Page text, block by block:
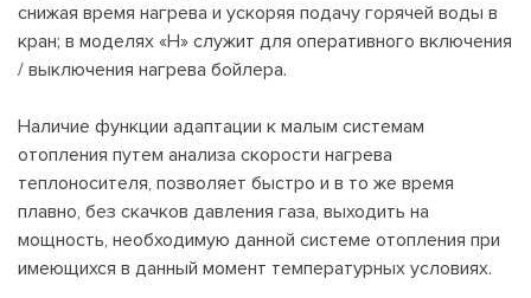
снижая время нагрева и ускоряя подачу горячей воды в
кран; в моделях «Н» служит для оперативного включения
/ выключения нагрева бойлера.
Наличие функции адаптации к малым системам
отопления путем анализа скорости нагрева
теплоносителя, позволяет быстро и в то же время
плавно, без скачков давления газа, выходить на
мощность, необходимую данной системе отопления при
имеющихся в данный момент температурных условиях.